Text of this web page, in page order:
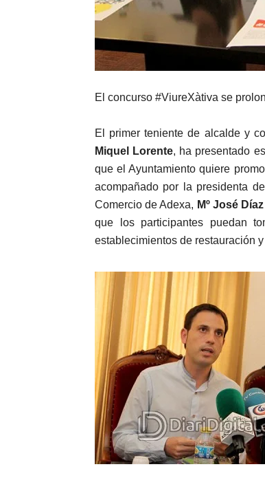
El concurso #ViureXàtiva se
El primer teniente de alcalde y
Miquel Lorente, ha presentado
que el Ayuntamiento quiere
acompañado por la presidenta
Comercio de Adexa, Mº José
que los participantes puedan
establecimientos de restauración